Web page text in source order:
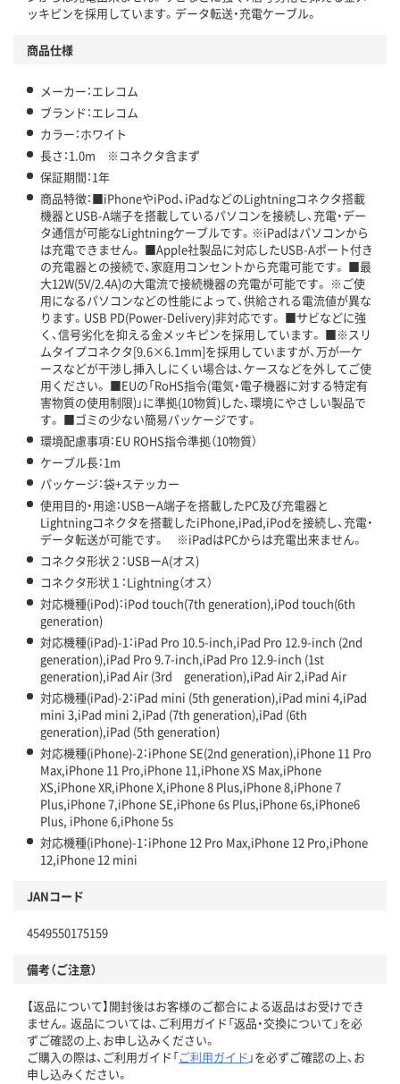
ッキピンを採用しています。データ転送・充電ケーブル。
商品仕様
メーカー：エレコム
ブランド：エレコム
カラー：ホワイト
長さ：1.0m ※コネクタ含まず
保証期間：1年
商品特徴：■iPhoneやiPod、iPadなどのLightningコネクタ搭載
機器とUSB-A端子を搭載しているパソコンを接続し、充電・デー
タ通信が可能なLightningケーブルです。※iPadはパソコンから
は充電できません。 ■Apple社製品に対応したUSB-Aポート付き
の充電器との接続で、家庭用コンセントから充電可能です。 ■最
大12W(5V/2.4A)の大電流で接続機器の充電が可能です。 ※ご使
用になるパソコンなどの性能によって、供給される電流値が異な
ります。USB PD(Power-Delivery)非対応です。 ■サビなどに強
く、信号劣化を抑える金メッキピンを採用しています。 ■※スリ
ムタイプコネクタ[9.6×6.1mm]を採用していますが、万が一ケ
ースなどが干渉し挿入しにくい場合は、ケースなどを外してご使
用ください。 ■EUの「RoHS指令(電気・電子機器に対する特定有
害物質の使用制限)」に準拠(10物質)した、環境にやさしい製品で
す。 ■ゴミの少ない簡易パッケージです。
環境配慮事項：EU ROHS指令準拠（10物質）
ケーブル長：1m
パッケージ：袋+ステッカー
使用目的・用途：USBーA端子を搭載したPC及び充電器と
Lightningコネクタを搭載したiPhone,iPad,iPodを接続し、充電・
データ転送が可能です。 ※iPadはPCからは充電出来ません。
コネクタ形状２：USBーA(オス)
コネクタ形状１：Lightning（オス）
対応機種(iPod)：iPod touch(7th generation),iPod touch(6th
generation)
対応機種(iPad)-1：iPad Pro 10.5-inch,iPad Pro 12.9-inch (2nd
generation),iPad Pro 9.7-inch,iPad Pro 12.9-inch (1st
generation),iPad Air (3rd generation),iPad Air 2,iPad Air
対応機種(iPad)-2：iPad mini (5th generation),iPad mini 4,iPad
mini 3,iPad mini 2,iPad (7th generation),iPad (6th
generation),iPad (5th generation)
対応機種(iPhone)-2：iPhone SE(2nd generation),iPhone 11 Pro
Max,iPhone 11 Pro,iPhone 11,iPhone XS Max,iPhone
XS,iPhone XR,iPhone X,iPhone 8 Plus,iPhone 8,iPhone 7
Plus,iPhone 7,iPhone SE,iPhone 6s Plus,iPhone 6s,iPhone6
Plus, iPhone 6,iPhone 5s
対応機種(iPhone)-1：iPhone 12 Pro Max,iPhone 12 Pro,iPhone
12,iPhone 12 mini
JANコード
4549550175159
備考（ご注意）
【返品について】開封後はお客様のご都合による返品はお受けでき
ません。返品については、ご利用ガイド「返品・交換について」を必
ずご確認の上、お申し込みください。
ご購入の際は、ご利用ガイド「ご利用ガイド 」を必ずご確認の上、お
申し込みください。